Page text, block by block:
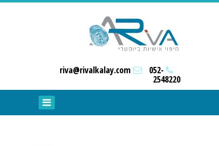
riva@rivalkalay.com 052-
2548220